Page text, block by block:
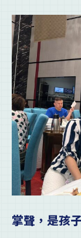
掌聲，是孩